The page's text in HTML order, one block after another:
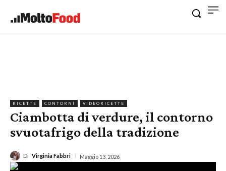
RICETTE CONTORNI VIDEORICETTE
Ciambotta di verdure, il contorno
svuotafrigo della tradizione
Di Virginia Fabbri Maggio 13, 2026